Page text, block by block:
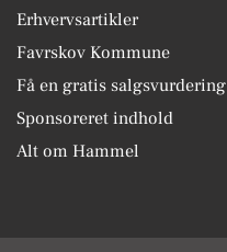
Erhvervsartikler
Favrskov Kommune
Få en gratis salgsvurdering
Sponsoreret indhold
Alt om Hammel